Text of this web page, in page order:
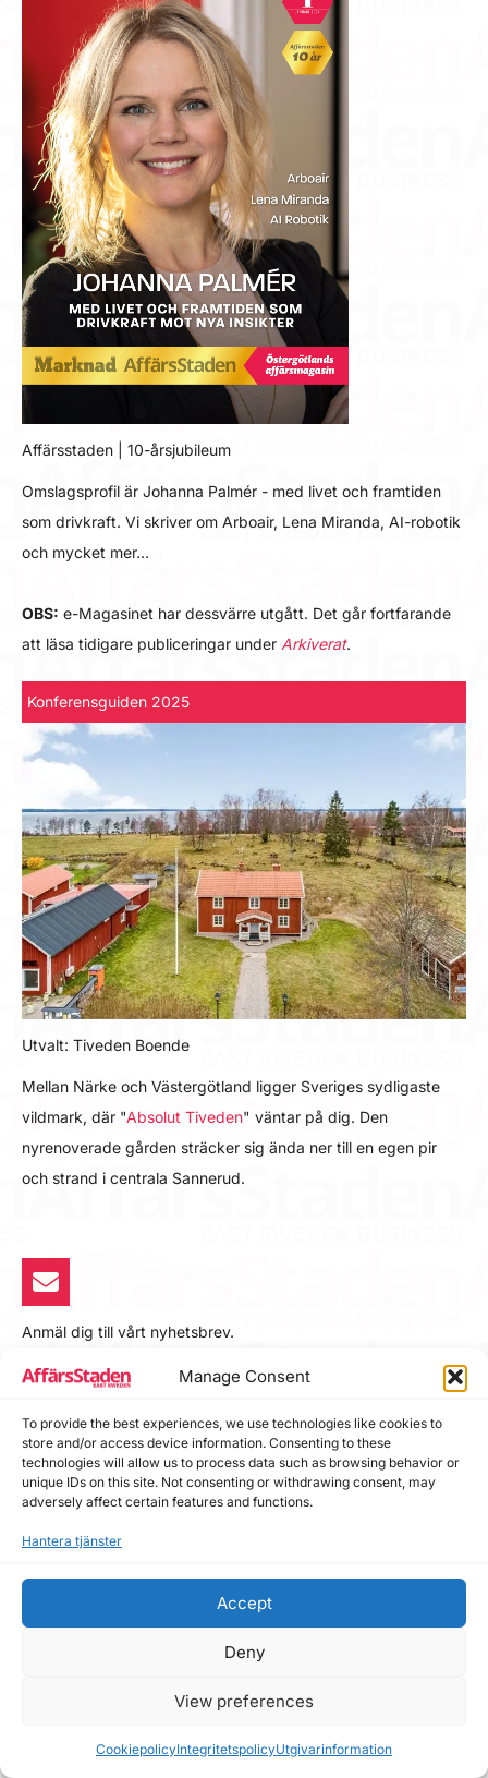
Manage Consent
To provide the best experiences, we use technologies like cookies to
store and/or access device information. Consenting to these
technologies will allow us to process data such as browsing behavior or
unique IDs on this site. Not consenting or withdrawing consent, may
adversely affect certain features and functions.
Hantera tjänster
Accept
Deny
View preferences
CookiepolicyIntegritetspolicyUtgivarinformation
Affärsstaden | 10-årsjubileum
Omslagsprofil är Johanna Palmér - med livet och framtiden
som drivkraft. Vi skriver om Arboair, Lena Miranda, AI-robotik
och mycket mer…
OBS: e-Magasinet har dessvärre utgått. Det går fortfarande
att läsa tidigare publiceringar under Arkiverat.
Konferensguiden 2025
Utvalt: Tiveden Boende
Mellan Närke och Västergötland ligger Sveriges sydligaste
vildmark, där "Absolut Tiveden" väntar på dig. Den
nyrenoverade gården sträcker sig ända ner till en egen pir
och strand i centrala Sannerud.
Anmäl dig till vårt nyhetsbrev.
Bli först med det senaste från Affärsstaden.se
Epost*
Prenumerera